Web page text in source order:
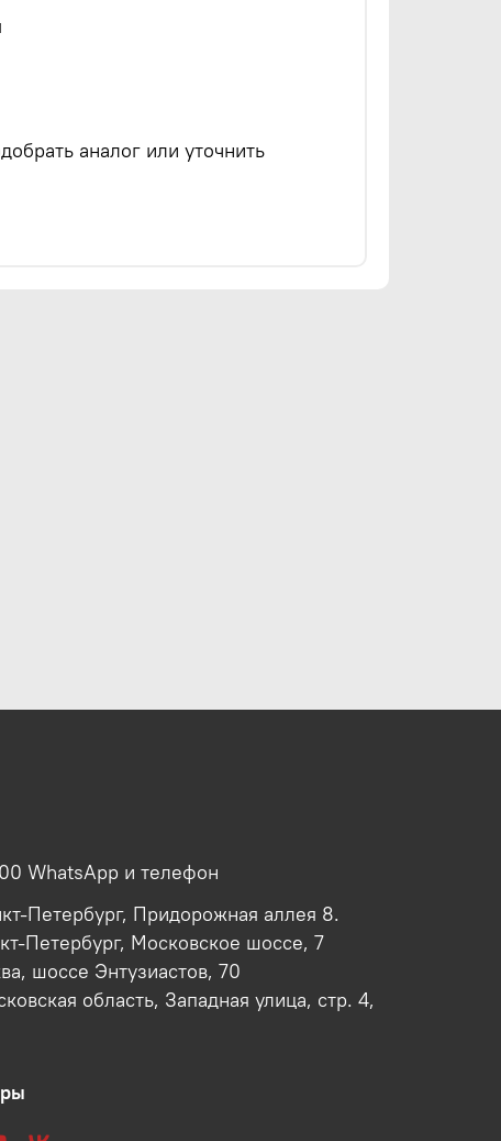
аналог или уточнить
WhatsApp и телефон
Петербург, Придорожная аллея 8.
Петербург, Московское шоссе, 7
шоссе Энтузиастов, 70
область, Западная улица, стр. 4,